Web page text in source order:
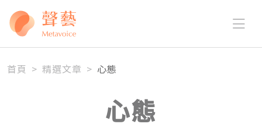
首頁 > 精選文章 > 心態
心態